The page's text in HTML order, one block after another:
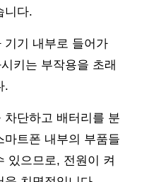
니다.
기기 내부로 들어가
키는 부작용을 초래
.
단하고 배터리를 분
트폰 내부의 부품들
있으므로, 전원이 켜